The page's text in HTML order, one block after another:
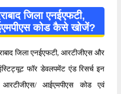
जिला एनईएफटी,
कोड कैसे खोजें?
जिला एनईएफटी, आरटीजीएस और
फॉर डेवलपमेंट एंड रिसर्च इन
आरटीजीएस/ आईएमपीएस कोड एवं